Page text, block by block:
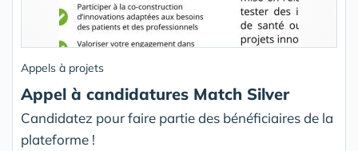
Appels à projets
Appel à candidatures Match Silver
Candidatez pour faire partie des bénéficiaires de la
plateforme !